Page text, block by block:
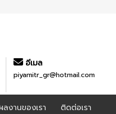
อีเมล
piyamitr_gr@hotmail.com
ลงานของเรา ติดต่อเรา